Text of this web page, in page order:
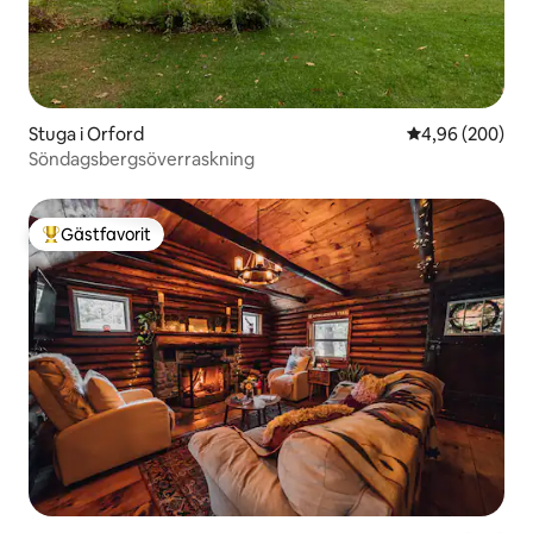
Stuga i Orford 4,96 av 5 i
4,96 (200)
Söndagsbergsöverraskning
Populär gästfavorit
Gästfavorit